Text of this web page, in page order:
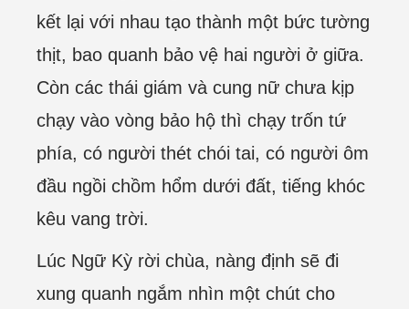
kết lại với nhau tạo thành một bức tường
thịt, bao quanh bảo vệ hai người ở giữa.
Còn các thái giám và cung nữ chưa kịp
chạy vào vòng bảo hộ thì chạy trốn tứ
phía, có người thét chói tai, có người ôm
đầu ngồi chồm hổm dưới đất, tiếng khóc
kêu vang trời.
Lúc Ngữ Kỳ rời chùa, nàng định sẽ đi
xung quanh ngắm nhìn một chút cho